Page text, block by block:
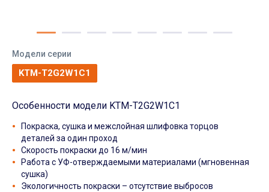
Модели серии
KTM-T2G2W1C1
Особенности модели KTM-T2G2W1C1
Покраска, сушка и межслойная шлифовка торцов
деталей за один проход
Скорость покраски до 16 м/мин
Работа с УФ-отверждаемыми материалами (мгновенная
сушка)
Экологичность покраски – отсутствие выбросов